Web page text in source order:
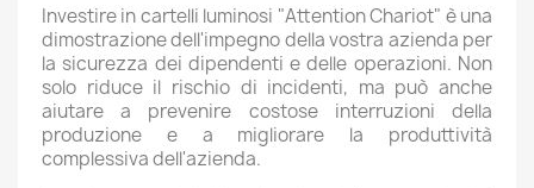
Investire in cartelli luminosi "Attention Chariot" è una
dimostrazione dell'impegno della vostra azienda per
la sicurezza dei dipendenti e delle operazioni. Non
solo riduce il rischio di incidenti, ma può anche
aiutare a prevenire costose interruzioni della
produzione e a migliorare la produttività
complessiva dell'azienda.